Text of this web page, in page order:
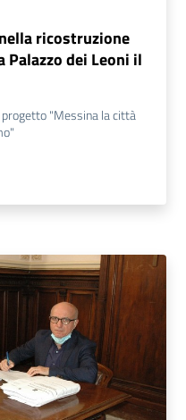
ricostruzione
Palazzo dei Leoni il
"Messina la città